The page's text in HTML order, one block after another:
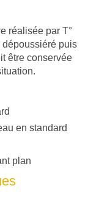
réalisée par T°
dépoussiéré puis
être conservée
en standard
plan